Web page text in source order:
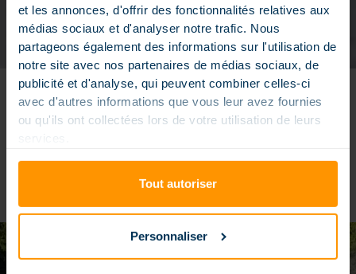
et les annonces, d'offrir des fonctionnalités relatives aux
médias sociaux et d'analyser notre trafic. Nous
partageons également des informations sur l'utilisation de
notre site avec nos partenaires de médias sociaux, de
publicité et d'analyse, qui peuvent combiner celles-ci
avec d'autres informations que vous leur avez fournies
ou qu'ils ont collectées lors de votre utilisation de leurs
services.
Tout autoriser
Personnaliser
RÉNOVER VOTRE
PISCINE BÉTON AVEC
MAGILINE